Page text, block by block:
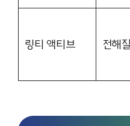
링티 액티브 전해